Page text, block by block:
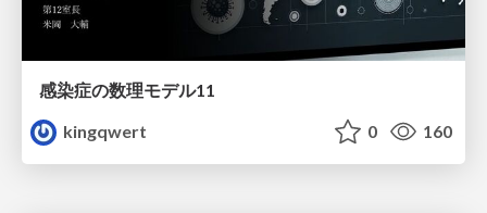
感染症の数理モデル11
kingqwert
0 160